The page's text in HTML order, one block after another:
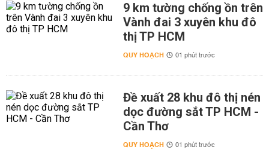
9 km tường chống ồn trên
Vành đai 3 xuyên khu đô
thị TP HCM
QUY HOẠCH 01 phút trước
Đề xuất 28 khu đô thị nén
dọc đường sắt TP HCM -
Cần Thơ
QUY HOẠCH 01 phút trước